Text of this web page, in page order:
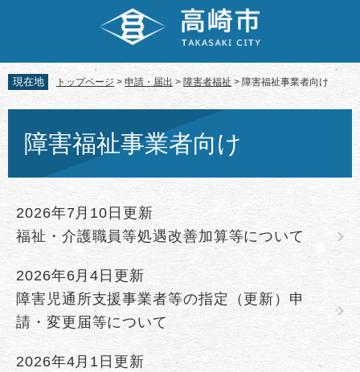
先
頭
で
を
飛
ば
文
現在地 トップページ > 申請・届出 > 障害者福祉 > 障害福祉事業者向け
障害福祉事業者向け
2026年7月10日更新
福祉・介護職員等処遇改善加算等について
2026年6月4日更新
障害児通所支援事業者等の指定（更新）申
請・変更届等について
2026年4月1日更新